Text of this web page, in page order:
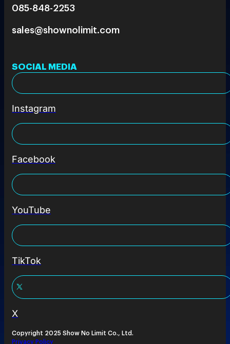
085-848-2253
sales@shownolimit.com
SOCIAL MEDIA
Instagram
Facebook
YouTube
TikTok
X
Copyright 2025 Show No Limit Co., Ltd.
Privacy Policy